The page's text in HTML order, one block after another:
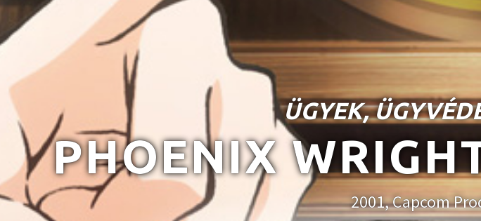
ÜGYEK,
PHOENIX
2001, Capcom